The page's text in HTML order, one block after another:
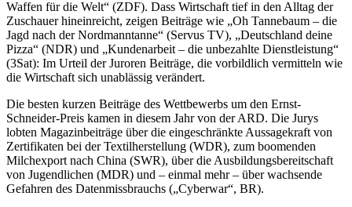
Waffen für die Welt“ (ZDF). Dass Wirtschaft tief in den Alltag der
Zuschauer hineinreicht, zeigen Beiträge wie „Oh Tannebaum – die
Jagd nach der Nordmanntanne“ (Servus TV), „Deutschland deine
Pizza“ (NDR) und „Kundenarbeit – die unbezahlte Dienstleistung“
(3Sat): Im Urteil der Juroren Beiträge, die vorbildlich vermitteln wie
die Wirtschaft sich unablässig verändert.
Die besten kurzen Beiträge des Wettbewerbs um den Ernst-
Schneider-Preis kamen in diesem Jahr von der ARD. Die Jurys
lobten Magazinbeiträge über die eingeschränkte Aussagekraft von
Zertifikaten bei der Textilherstellung (WDR), zum boomenden
Milchexport nach China (SWR), über die Ausbildungsbereitschaft
von Jugendlichen (MDR) und – einmal mehr – über wachsende
Gefahren des Datenmissbrauchs („Cyberwar“, BR).